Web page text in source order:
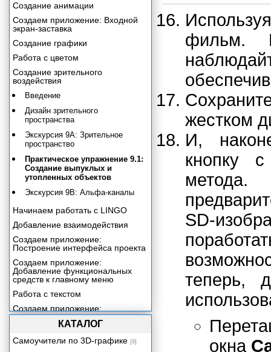
фильм.
жестком
И,
кнопку
SD-
теперь,
окна
Создание анимации
Создаем приложение: Входной
экран-заставка
Создание графики
Работа с цветом
Создание зрительного
воздействия
Введение
Дизайн зрительного
пространства
Экскурсия 9А: Зрительное
пространство
Практическое упражнение 9.1:
Создание выпуклых и
утопленных объектов
Экскурсия 9В: Альфа-каналы
Начинаем работать с LINGO
Добавление взаимодействия
Создаем приложение:
Построение интерфейса проекта
Создаем приложение:
Добавление функциональных
средств к главному меню
Работа с текстом
Создаем приложение:
Построение файла Help
приложение
КАТАЛОГ
Самоучители по 3D-графике [9]